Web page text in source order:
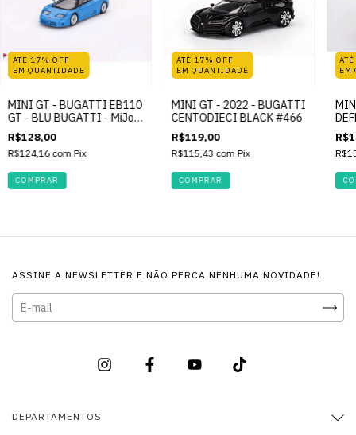
ATÉ 17% OFF
EM QUANTIDADE
MINI GT - BUGATTI EB110
GT - BLU BUGATTI - MiJo
#644
R$128,00
R$124,16 com Pix
ATÉ 17% OFF
EM QUANTIDADE
MINI GT - 2022 - BUGATTI
CENTODIECI BLACK #466
R$119,00
R$115,43 com Pix
EM
ASSINE A NEWSLETTER E NÃO PERCA NENHUMA NOVIDADE!
DEPARTAMENTOS